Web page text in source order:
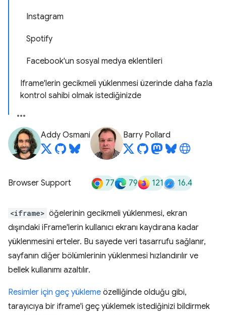
Instagram
Spotify
Facebook'un sosyal medya eklentileri
Iframe'lerin gecikmeli yüklenmesi üzerinde daha fazla
kontrol sahibi olmak istediğinizde
Addy Osmani Barry Pollard
Browser Support 77 79 121 16.4
<iframe> öğelerinin gecikmeli yüklenmesi, ekran
dışındaki iFrame'lerin kullanıcı ekranı kaydırana kadar
yüklenmesini erteler. Bu sayede veri tasarrufu sağlanır,
sayfanın diğer bölümlerinin yüklenmesi hızlandırılır ve
bellek kullanımı azaltılır.
Resimler için geç yükleme özelliğinde olduğu gibi,
tarayıcıya bir iframe'i geç yüklemek istediğinizi bildirmek